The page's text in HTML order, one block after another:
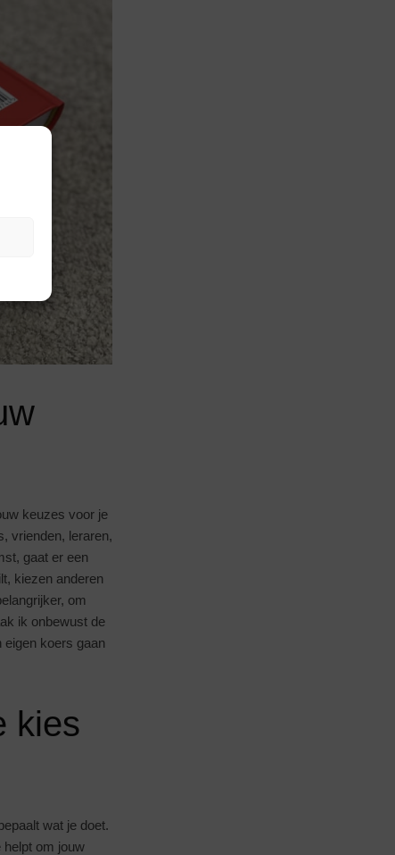
keuzes voor je
vrienden, leraren,
gaat er een
kiezen anderen
om
ik onbewust de
eigen koers gaan
kies
wat je doet.
helpt om jouw